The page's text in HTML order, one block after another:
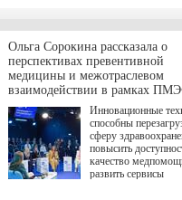
а сам он
Ольга Сорокина рассказала о
перспективах превентивной
медицины и межотраслевом
взаимодействии в рамках
Инновационные
способны
сферу
повысить
качество
развить сервисы